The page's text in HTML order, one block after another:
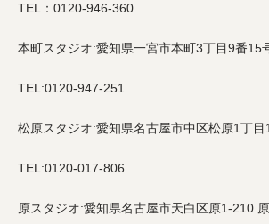
TEL：0120-946-360
本町スタジオ:愛知県一宮市本町3丁目9番15
TEL:0120-947-251
松原スタジオ:愛知県名古屋市中区松原1丁目
TEL:0120-017-806
原スタジオ:愛知県名古屋市天白区原1-210